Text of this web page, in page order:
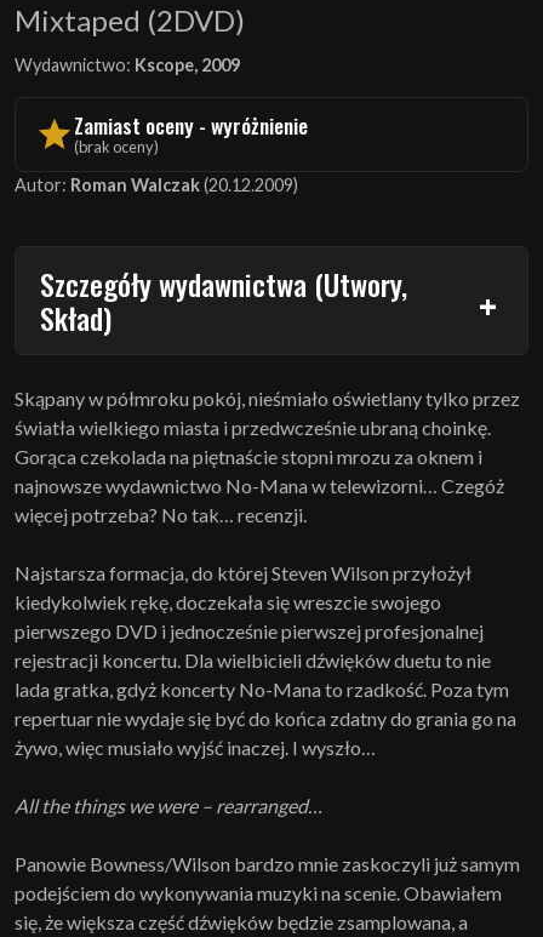
Mixtaped (2DVD)
Wydawnictwo: Kscope, 2009
Zamiast oceny - wyróżnienie
(brak oceny)
Autor: Roman Walczak(20.12.2009)
Szczegóły wydawnictwa (Utwory,
Skład)
Skąpany w półmroku pokój, nieśmiało oświetlany tylko przez
światła wielkiego miasta i przedwcześnie ubraną choinkę.
Gorąca czekolada na piętnaście stopni mrozu za oknem i
najnowsze wydawnictwo No-Mana w telewizorni… Czegóż
więcej potrzeba? No tak… recenzji.
Najstarsza formacja, do której Steven Wilson przyłożył
kiedykolwiek rękę, doczekała się wreszcie swojego
pierwszego DVD i jednocześnie pierwszej profesjonalnej
rejestracji koncertu. Dla wielbicieli dźwięków duetu to nie
lada gratka, gdyż koncerty No-Mana to rzadkość. Poza tym
repertuar nie wydaje się być do końca zdatny do grania go na
żywo, więc musiało wyjść inaczej. I wyszło…
All the things we were – rearranged…
Panowie Bowness/Wilson bardzo mnie zaskoczyli już samym
podejściem do wykonywania muzyki na scenie. Obawiałem
się, że większa część dźwięków będzie zsamplowana, a